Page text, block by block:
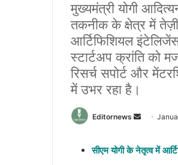
मुख्यमंत्री योगी
तकनीक के क्षेत्र में
आर्टिफिशियल
स्टार्टअप क्रांति को
रिसर्च सपोर्ट और
में उभर रहा है।
Editornews
Send
email
सीएम योगी के नेतृत्व में